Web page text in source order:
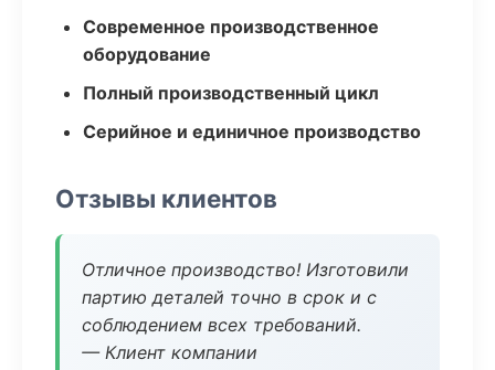
Современное производственное
оборудование
Полный производственный цикл
Серийное и единичное производство
Отзывы клиентов
Отличное производство! Изготовили
партию деталей точно в срок и с
соблюдением всех требований.
— Клиент компании